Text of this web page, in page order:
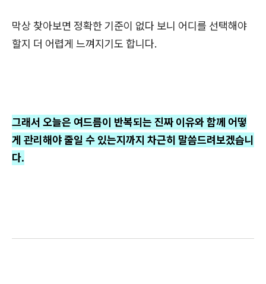
막상 찾아보면 정확한 기준이 없다 보니 어디를 선택해야
할지 더 어렵게 느껴지기도 합니다.
그래서 오늘은 여드름이 반복되는 진짜 이유와 함께 어떻
게 관리해야 줄일 수 있는지까지 차근히 말씀드려보겠습니
다.